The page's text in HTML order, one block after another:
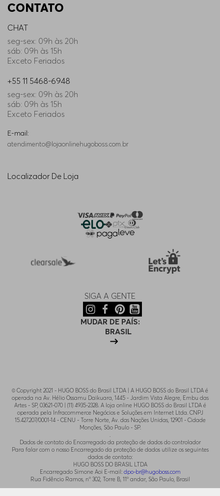
CONTATO
CHAT
seg-sex: 09h às 20h
sáb: 09h às 15h
Exceto Feriados
+55 11 5468-6948
seg-sex: 09h às 20h
sáb: 09h às 15h
Exceto Feriados
E-mail:
atendimento@lojaonlinehugoboss.com.br
Localizador De Loja
SIGA A GENTE
MUDAR DE PAÍS:
BRASIL
© Copyright 2021 - HUGO BOSS do Brasil LTDA | A HUGO BOSS do Brasil LTDA é
operada na Av. Hélio Ossamu Daikuara, 1445 - Jardim Vista Alegre, Embu das
Artes - SP, 03621-070 | (11) 4935-2328. A loja online HUGO BOSS do Brasil LTDA é
operada pela Infracommerce Negócios e Soluções em Internet Ltda. CNPJ
15.427.207/0001-14 - CENU - Torre Norte, Av. das Nações Unidas, 12901 - Cidade
Monções, São Paulo - SP.
.
Dados de contato do Encarregado da proteção de dados do controlador
Para falar com o nosso Encarregado da proteção de dados utilize os seguintes
dados de contato:
HUGO BOSS DO BRASIL LTDA
Encarregado Simone Aoi E-mail: dpo-br@hugoboss.com
Rua Fidêncio Ramos, n° 302, Torre B, 11° andar, São Paulo, Brasil